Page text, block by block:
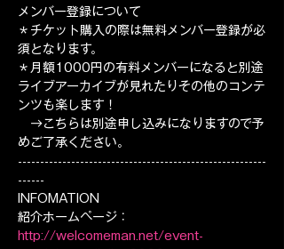
メンバー登録について
＊チケット購入の際は無料メンバー登録が必
須となります。
＊月額1000円の有料メンバーになると別途
ライブアーカイブが見れたりその他のコンテ
ンツも楽します！
→こちらは別途申し込みになりますので予
めご了承ください。
--------------------------------------------------------
------
INFOMATION
紹介ホームページ：
http://welcomeman.net/event-